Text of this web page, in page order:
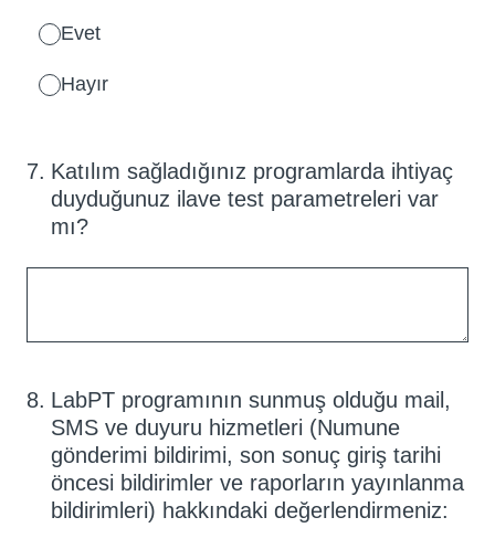
Evet
Hayır
7. Katılım sağladığınız programlarda ihtiyaç
duyduğunuz ilave test parametreleri var
mı?
8. LabPT programının sunmuş olduğu mail,
SMS ve duyuru hizmetleri (Numune
gönderimi bildirimi, son sonuç giriş tarihi
öncesi bildirimler ve raporların yayınlanma
bildirimleri) hakkındaki değerlendirmeniz: